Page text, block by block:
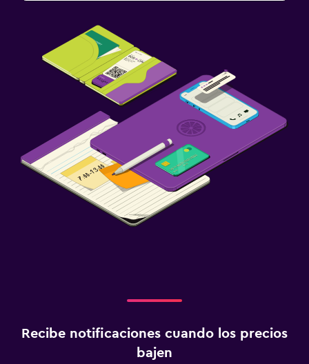
Recibe notificaciones cuando los precios
bajen